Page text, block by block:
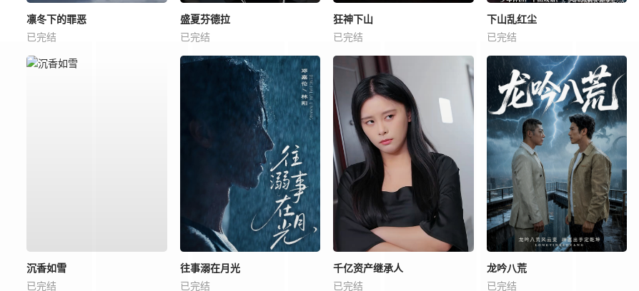
凛冬下的罪恶
已完结
盛夏芬德拉
已完结
狂神下山
已完结
下山乱红尘
已完结
沉香如雪
已完结
往事溺在月光
已完结
千亿资产继承人
已完结
龙吟八荒
已完结